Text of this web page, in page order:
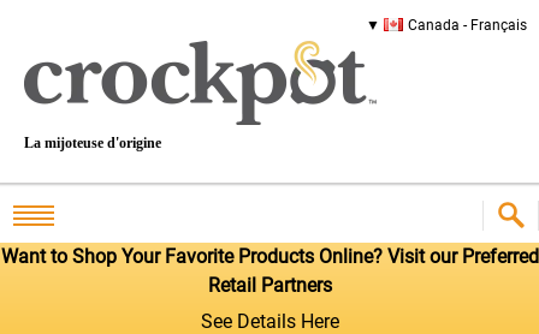
Canada - Français
La mijoteuse d'origine
Want to Shop Your Favorite Products Online? Visit our Preferred
Retail Partners
See Details Here